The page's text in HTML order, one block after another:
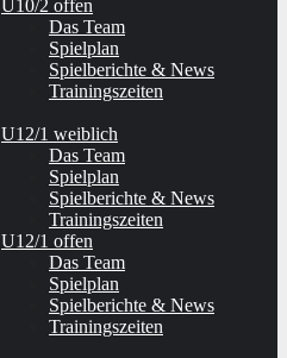
U10/2 offen
Das Team
Spielplan
Spielberichte & News
Trainingszeiten
U12/1 weiblich
Das Team
Spielplan
Spielberichte & News
Trainingszeiten
U12/1 offen
Das Team
Spielplan
Spielberichte & News
Trainingszeiten